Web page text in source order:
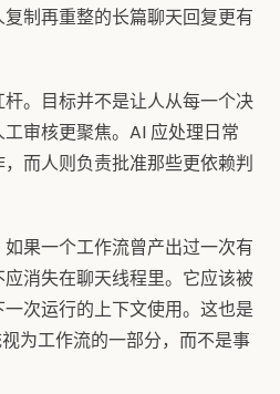
制再重整的长篇聊天回复更有
。目标并不是让人从每一个决
审核更聚焦。AI 应处理日常
而人则负责批准那些更依赖判
果一个工作流曾产出过一次有
消失在聊天线程里。它应该被
次运行的上下文使用。这也是
为工作流的一部分，而不是事